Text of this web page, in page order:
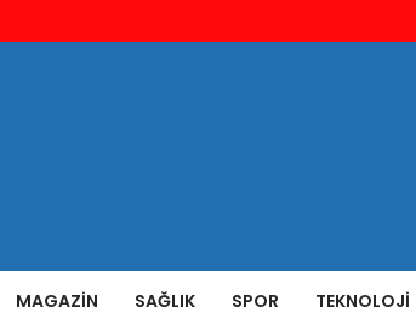
MAGAZIN SAĞLIK SPOR TEKNOLOJI